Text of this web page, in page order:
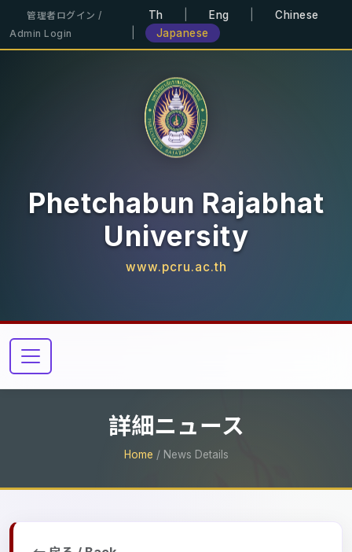
管理者ログイン /
Admin Login
Th Eng
Chinese
Japanese
Phetchabun Rajabhat
University
www.pcru.ac.th
詳細ニュース
Home / News Details